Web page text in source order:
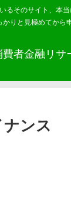
るそのサイト、本
りと見極めてから
費者金融リサ
ンス